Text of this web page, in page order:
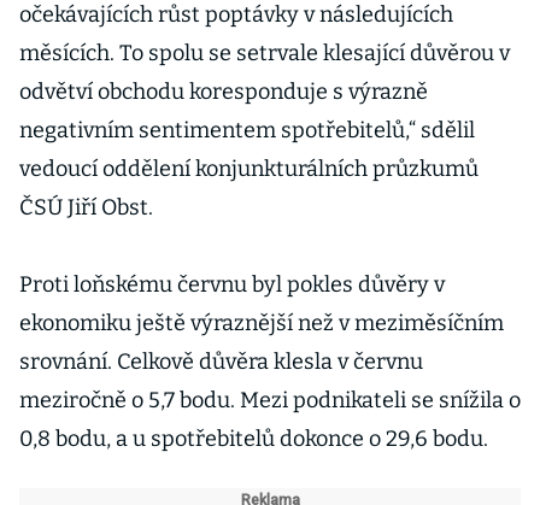
očekávajících růst poptávky v následujících
měsících. To spolu se setrvale klesající důvěrou v
odvětví obchodu koresponduje s výrazně
negativním sentimentem spotřebitelů,“ sdělil
vedoucí oddělení konjunkturálních průzkumů
ČSÚ Jiří Obst.
Proti loňskému červnu byl pokles důvěry v
ekonomiku ještě výraznější než v meziměsíčním
srovnání. Celkově důvěra klesla v červnu
meziročně o 5,7 bodu. Mezi podnikateli se snížila o
0,8 bodu, a u spotřebitelů dokonce o 29,6 bodu.